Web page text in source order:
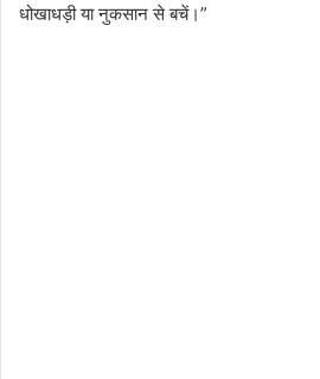
धोखाधड़ी या नुकसान से बचें।”